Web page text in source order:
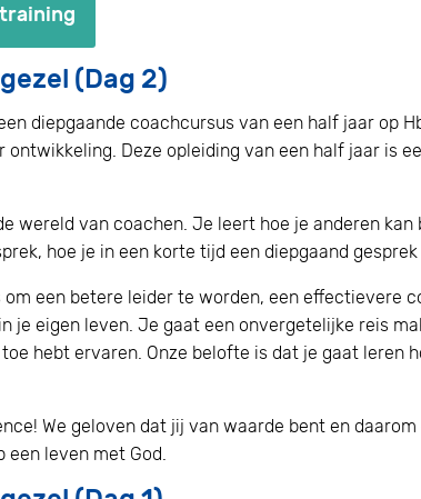
(Dag 2)
een diepgaande coachcursus van een half jaar
ontwikkeling. Deze opleiding van een half jaar is
wereld van coachen. Je leert hoe je anderen
hoe je in een korte tijd een diepgaand
een betere leider te worden, een effectievere
je eigen leven. Je gaat een onvergetelijke reis
hebt ervaren. Onze belofte is dat je gaat leren
We geloven dat jij van waarde bent en
leven met God.